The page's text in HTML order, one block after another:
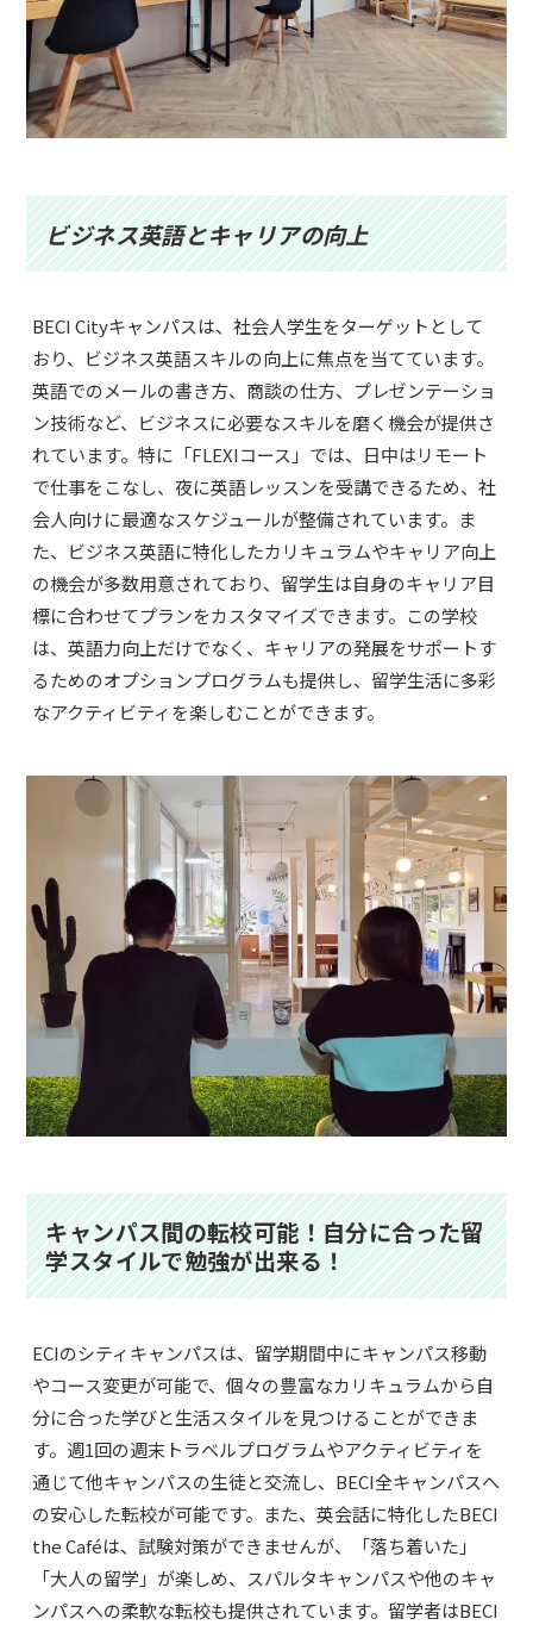
ビジネス英語とキャリアの向上
BECI Cityキャンパスは、社会人学生をターゲットとして
おり、ビジネス英語スキルの向上に焦点を当てています。
英語でのメールの書き方、商談の仕方、プレゼンテーショ
ン技術など、ビジネスに必要なスキルを磨く機会が提供さ
れています。特に「FLEXIコース」では、日中はリモート
で仕事をこなし、夜に英語レッスンを受講できるため、社
会人向けに最適なスケジュールが整備されています。ま
た、ビジネス英語に特化したカリキュラムやキャリア向上
の機会が多数用意されており、留学生は自身のキャリア目
標に合わせてプランをカスタマイズできます。この学校
は、英語力向上だけでなく、キャリアの発展をサポートす
るためのオプションプログラムも提供し、留学生活に多彩
なアクティビティを楽しむことができます。
キャンパス間の転校可能！自分に合った留
学スタイルで勉強が出来る！
ECIのシティキャンパスは、留学期間中にキャンパス移動
やコース変更が可能で、個々の豊富なカリキュラムから自
分に合った学びと生活スタイルを見つけることができま
す。週1回の週末トラベルプログラムやアクティビティを
通じて他キャンパスの生徒と交流し、BECI全キャンパスへ
の安心した転校が可能です。また、英会話に特化したBECI
the Caféは、試験対策ができませんが、「落ち着いた」
「大人の留学」が楽しめ、スパルタキャンパスや他のキャ
ンパスへの柔軟な転校も提供されています。留学者はBECI